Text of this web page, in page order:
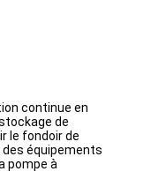
continue en
de
le fondoir de
équipements
pompe à